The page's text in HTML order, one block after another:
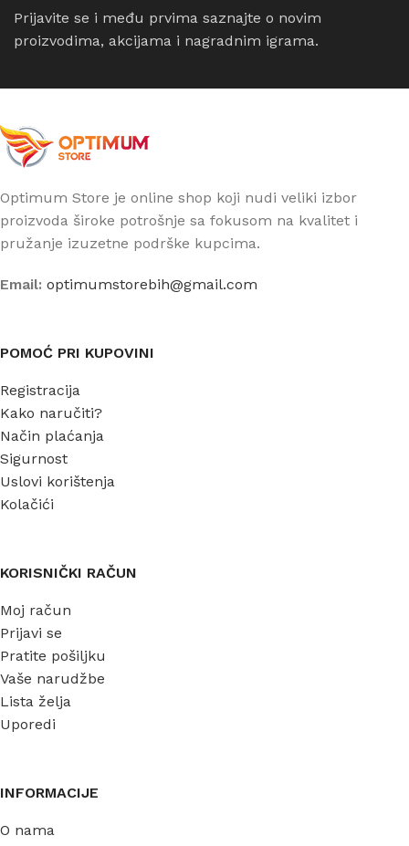
Prijavite se i među prvima saznajte o novim
proizvodima, akcijama i nagradnim igrama.
Optimum Store je online shop koji nudi veliki izbor
proizvoda široke potrošnje sa fokusom na kvalitet i
pružanje izuzetne podrške kupcima.
Email: optimumstorebih@gmail.com
POMOĆ PRI KUPOVINI
Registracija
Kako naručiti?
Način plaćanja
Sigurnost
Uslovi korištenja
Kolačići
KORISNIČKI RAČUN
Moj račun
Prijavi se
Pratite pošiljku
Vaše narudžbe
Lista želja
Uporedi
INFORMACIJE
O nama